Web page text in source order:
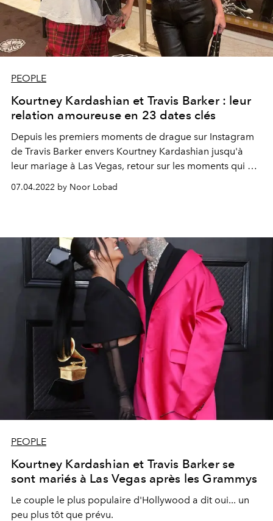
PEOPLE
Kourtney Kardashian et Travis Barker : leur
relation amoureuse en 23 dates clés
Depuis les premiers moments de drague sur Instagram
de Travis Barker envers Kourtney Kardashian jusqu'à
leur mariage à Las Vegas, retour sur les moments qui ont
07.04.2022 by Noor Lobad
PEOPLE
Kourtney Kardashian et Travis Barker se
sont mariés à Las Vegas après les Grammys
Le couple le plus populaire d'Hollywood a dit oui... un
peu plus tôt que prévu.